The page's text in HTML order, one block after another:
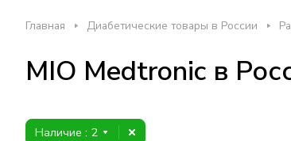
Главная Диабетические товары в России
MIO Medtronic в
Наличие : 2